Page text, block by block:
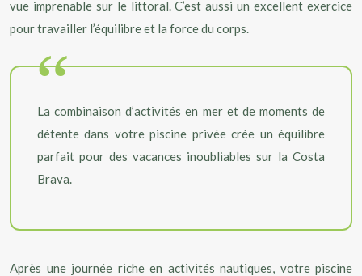
vue imprenable sur le littoral. C’est aussi un excellent exercice
pour travailler l’équilibre et la force du corps.
La combinaison d’activités en mer et de moments de
détente dans votre piscine privée crée un équilibre
parfait pour des vacances inoubliables sur la Costa
Brava.
Après une journée riche en activités nautiques, votre piscine